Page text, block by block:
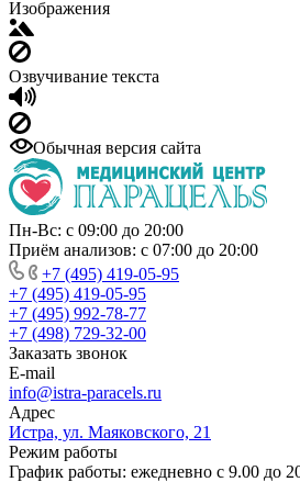
Изображения
Озвучивание текста
Обычная версия сайта
Пн-Вс: с 09:00 до 20:00
Приём анализов: с 07:00 до 20:00
+7 (495) 419-05-95
+7 (495) 419-05-95
+7 (495) 992-78-77
+7 (498) 729-32-00
Заказать звонок
E-mail
info@istra-paracels.ru
Адрес
Истра, ул. Маяковского, 21
Режим работы
График работы: ежедневно с 9.00 до